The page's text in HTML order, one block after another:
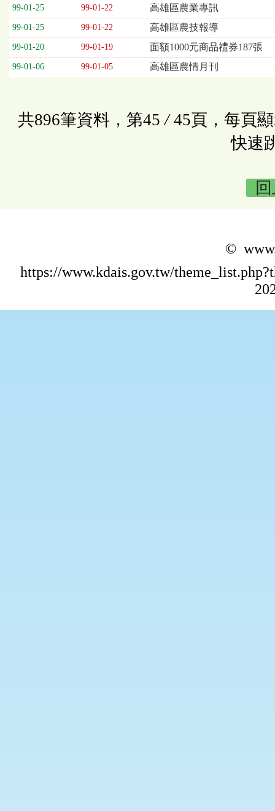
公
告
事
項
99-01-25 99-01-22 高雄區農業專訊
99-01-25 99-01-22 高雄區農技報導
99-01-20 99-01-19 面額1000元商品禮券187張
99-01-06 99-01-05 高雄區農情月刊
共896筆資料，第45 /45頁，每頁
快速
©
https://www.kdais.gov.tw/